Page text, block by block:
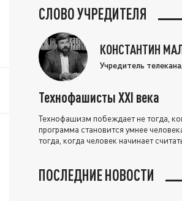
СЛОВО УЧРЕДИТЕЛЯ
КОНСТАНТИН
Учредитель
Технофашисты XXI века
Технофашизм побеждает не тогда,
программа становится умнее
тогда, когда человек начинает
ПОСЛЕДНИЕ НОВОСТИ